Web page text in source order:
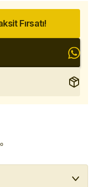
Fırsatı!